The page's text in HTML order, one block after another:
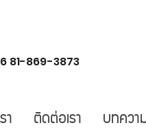
81-869-3873
า ติดต่อเรา บทควา